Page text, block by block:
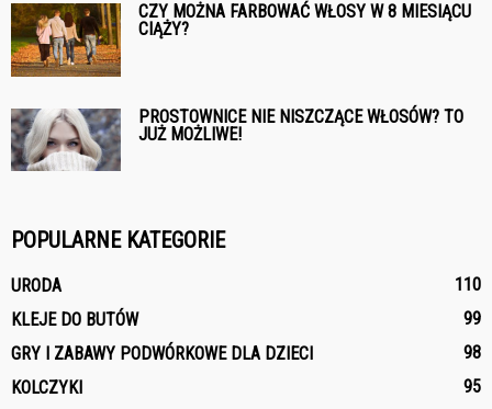
CZY MOŻNA FARBOWAĆ WŁOSY W 8 MIESIĄCU
CIĄŻY?
PROSTOWNICE NIE NISZCZĄCE WŁOSÓW? TO
JUŻ MOŻLIWE!
POPULARNE KATEGORIE
URODA
110
KLEJE DO BUTÓW
99
GRY I ZABAWY PODWÓRKOWE DLA DZIECI
98
KOLCZYKI
95